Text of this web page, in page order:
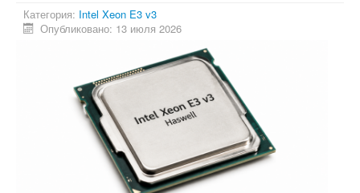
Категория: Intel Xeon E3 v3
Опубликовано: 13 июля 2026